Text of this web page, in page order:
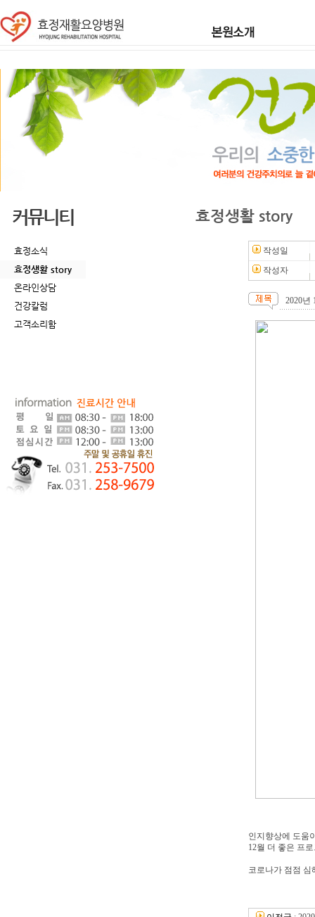
커뮤니티
효정소식
효정생활 story
온라인상담
건강칼럼
고객소리함
효정생활 story
작성일
작성자
2020년
인지향상에 도움
12월 더 좋은 프
코로나가 점점 심